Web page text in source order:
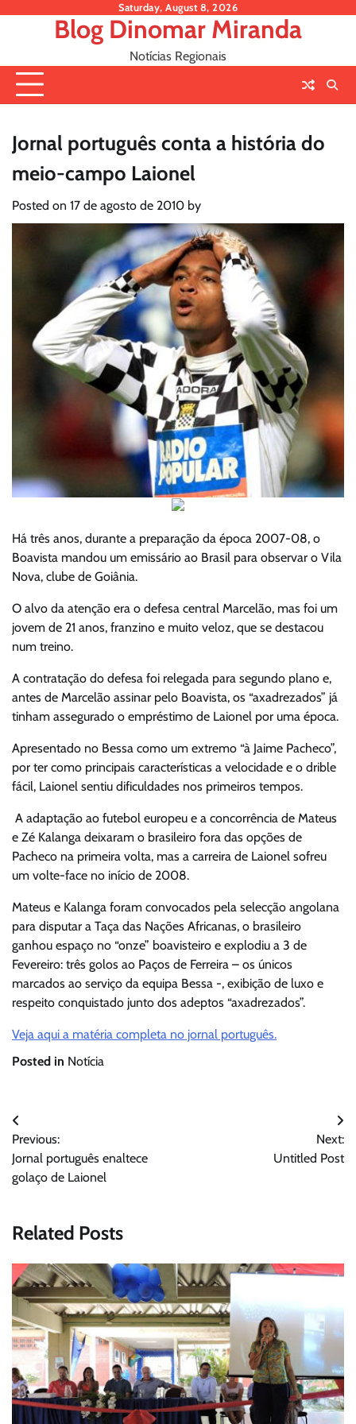
Saturday, August 8, 2026
Blog Dinomar Miranda
Notícias Regionais
Jornal português conta a história do
meio-campo Laionel
Posted on 17 de agosto de 2010 by
Há três anos, durante a preparação da época 2007-08, o
Boavista mandou um emissário ao Brasil para observar o Vila
Nova, clube de Goiânia.
O alvo da atenção era o defesa central Marcelão, mas foi um
jovem de 21 anos, franzino e muito veloz, que se destacou
num treino.
A contratação do defesa foi relegada para segundo plano e,
antes de Marcelão assinar pelo Boavista, os “axadrezados” já
tinham assegurado o empréstimo de Laionel por uma época.
Apresentado no Bessa como um extremo “à Jaime Pacheco”,
por ter como principais características a velocidade e o drible
fácil, Laionel sentiu dificuldades nos primeiros tempos.
A adaptação ao futebol europeu e a concorrência de Mateus
e Zé Kalanga deixaram o brasileiro fora das opções de
Pacheco na primeira volta, mas a carreira de Laionel sofreu
um volte-face no início de 2008.
Mateus e Kalanga foram convocados pela selecção angolana
para disputar a Taça das Nações Africanas, o brasileiro
ganhou espaço no “onze” boavisteiro e explodiu a 3 de
Fevereiro: três golos ao Paços de Ferreira – os únicos
marcados ao serviço da equipa Bessa -, exibição de luxo e
respeito conquistado junto dos adeptos “axadrezados”.
Veja aqui a matéria completa no jornal português.
Posted in Notícia
Navegação
de
Post
Previous:
Jornal português enaltece
golaço de Laionel
Next:
Untitled Post
Related Posts